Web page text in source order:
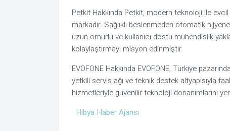
Petkit Hakkında Petkit, modern teknoloji ile
markadır. Sağlıklı beslenmeden otomatik
uzun ömürlü ve kullanıcı dostu mühendislik
kolaylaştırmayı misyon edinmiştir.
EVOFONE Hakkında EVOFONE, Türkiye
yetkili servis ağı ve teknik destek altyapısıyla
hizmetleriyle güvenilir teknoloji donanımlarını
Hibya Haber Ajansı